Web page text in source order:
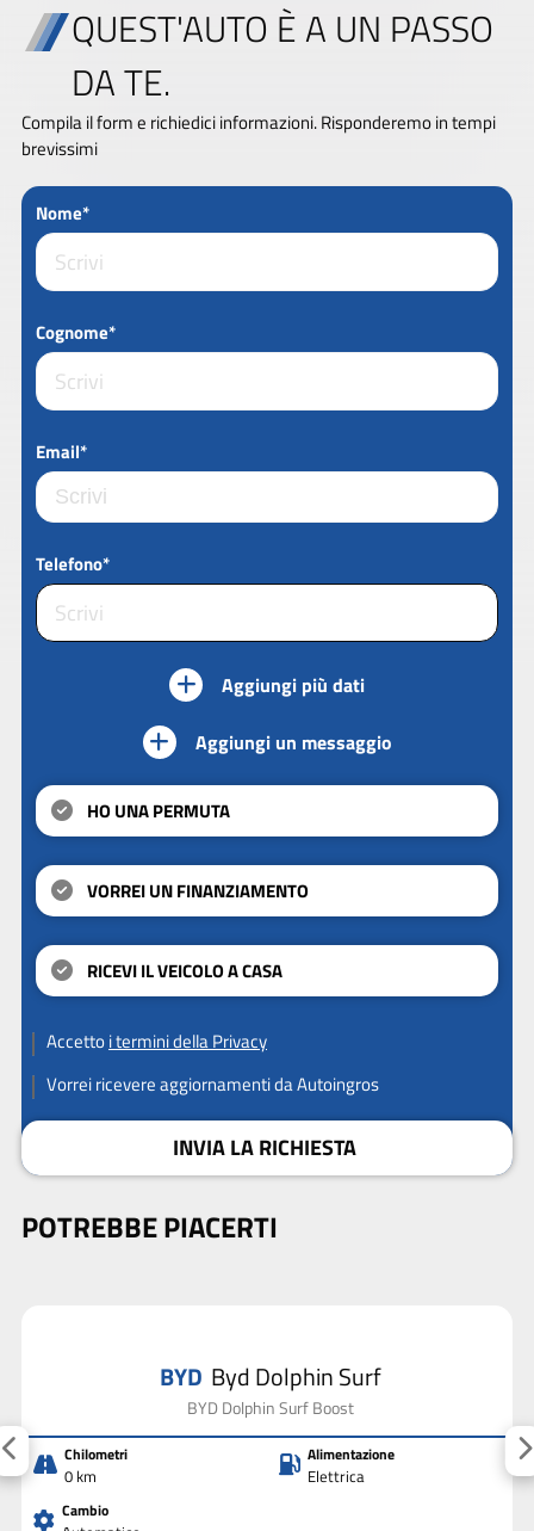
QUEST'AUTO È A UN PASSO
DA TE.
Compila il form e richiedici informazioni. Risponderemo in tempi
brevissimi
Nome*
Cognome*
Email*
Telefono*
Aggiungi più dati
Aggiungi un messaggio
HO UNA PERMUTA
VORREI UN FINANZIAMENTO
RICEVI IL VEICOLO A CASA
Accettoi termini della Privacy
Vorrei ricevere aggiornamenti da Autoingros
INVIA LA RICHIESTA
POTREBBE PIACERTI
BYD Byd Dolphin Surf
BYD Dolphin Surf Boost
Chilometri
0 km
Alimentazione
Elettrica
Cambio